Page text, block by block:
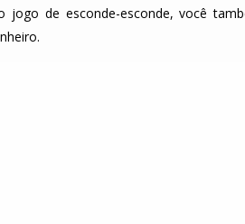
jogo de esconde-esconde, você